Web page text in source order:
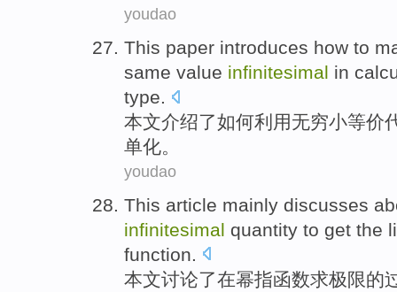
youdao
This paper introduces how to
same value infinitesimal in
type.
本文介绍了如何利用无穷小等价
单化。
youdao
This article mainly discusses
infinitesimal quantity to get the
function
本文讨论了在幂指函数求极限的